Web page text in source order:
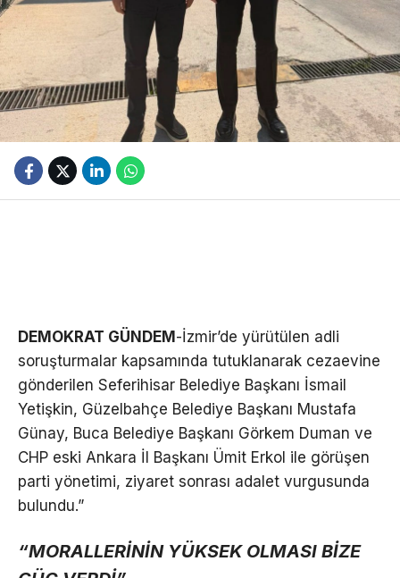
DEMOKRAT GÜNDEM -İzmir’de yürütülen adli
soruşturmalar kapsamında tutuklanarak cezaevine
gönderilen Seferihisar Belediye Başkanı İsmail
Yetişkin, Güzelbahçe Belediye Başkanı Mustafa
Günay, Buca Belediye Başkanı Görkem Duman ve
CHP eski Ankara İl Başkanı Ümit Erkol ile görüşen
parti yönetimi, ziyaret sonrası adalet vurgusunda
bulundu.”
“MORALLERİNİN YÜKSEK OLMASI BİZE